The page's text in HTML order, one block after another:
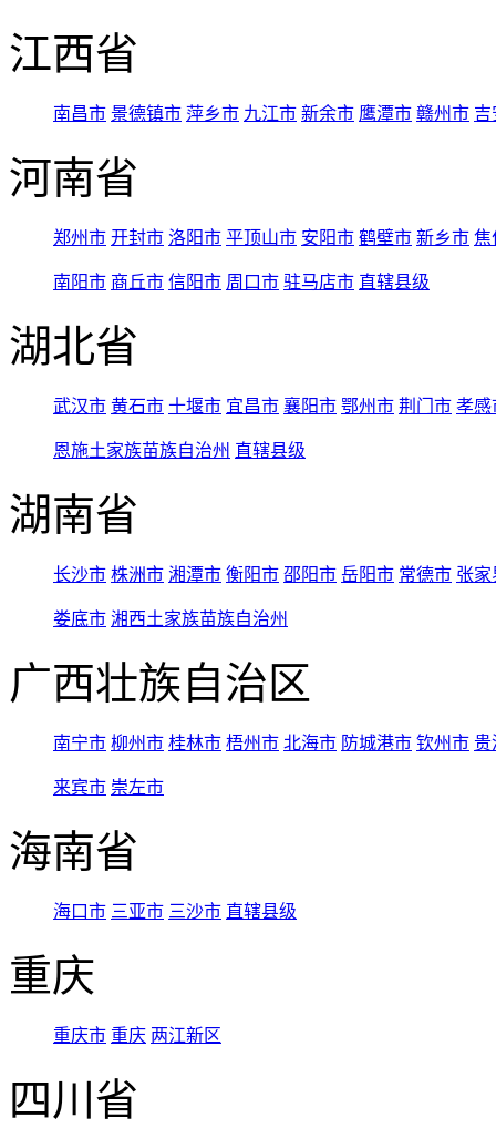
江西省
南昌市 景德镇市 萍乡市 九江市 新余市 鹰潭市 赣州市 吉
河南省
郑州市 开封市 洛阳市 平顶山市 安阳市 鹤壁市 新乡市 焦
南阳市 商丘市 信阳市 周口市 驻马店市 直辖县级
湖北省
武汉市 黄石市 十堰市 宜昌市 襄阳市 鄂州市 荆门市 孝感
恩施土家族苗族自治州 直辖县级
湖南省
长沙市 株洲市 湘潭市 衡阳市 邵阳市 岳阳市 常德市 张家
娄底市 湘西土家族苗族自治州
广西壮族自治区
南宁市 柳州市 桂林市 梧州市 北海市 防城港市 钦州市 贵
来宾市 崇左市
海南省
海口市 三亚市 三沙市 直辖县级
重庆
重庆市 重庆 两江新区
四川省